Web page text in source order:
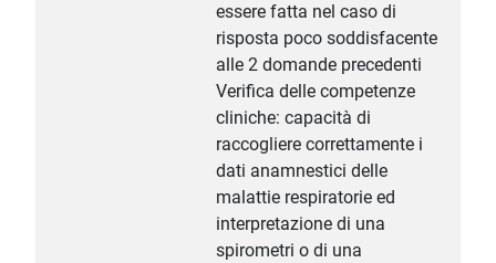
essere fatta nel caso di
risposta poco soddisfacente
alle 2 domande precedenti
Verifica delle competenze
cliniche: capacità di
raccogliere correttamente i
dati anamnestici delle
malattie respiratorie ed
interpretazione di una
spirometri o di una